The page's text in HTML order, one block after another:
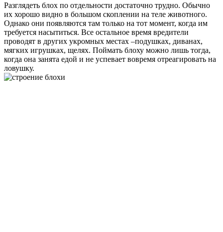
Разглядеть блох по отдельности достаточно трудно. Обычно
их хорошо видно в большом скоплении на теле животного.
Однако они появляются там только на тот момент, когда им
требуется насытиться. Все остальное время вредители
проводят в других укромных местах –подушках, диванах,
мягких игрушках, щелях. Поймать блоху можно лишь тогда,
когда она занята едой и не успевает вовремя отреагировать на
ловушку.